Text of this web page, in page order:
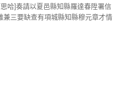
哈]奏請以夏邑縣知縣羅達春陞署信
三要缺查有項城縣知縣穆元章才情